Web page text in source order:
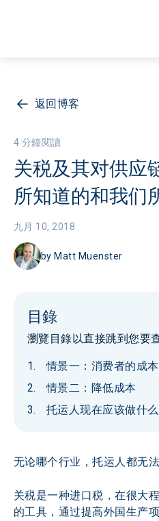
返回博客
4 分鐘閱讀
关税及其对供应
所知道的和我们
九月 10, 2018
by Matt Muenster
目錄
瀏覽目錄以直接跳到您要
情景一：消费者的成
情景二：降低成本
托运人现在应该做什么
无论哪个行业，托运人都无
关税是一种进口税，在很大
的工具，通过提高外国生产